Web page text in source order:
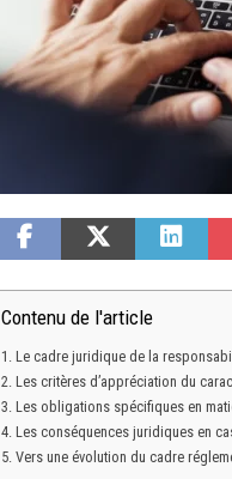
Contenu de l'article
Le cadre juridique de la
Les critères d’appréciation du
Les obligations spécifiques en
Les conséquences juridiques en
Vers une évolution du cadre